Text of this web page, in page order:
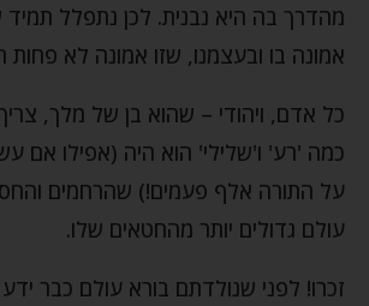
מהדרך בה היא נבנית. לכן נתפלל תמיד
אמונה בו ובעצמנו, שזו אמונה לא פחות
כל אדם, ויהודי – שהוא בן של מלך,
כמה 'רע' ו'שלילי' הוא היה (אפילו אם
על התורה אלף פעמים!) שהרחמים
עולם גדולים יותר מהחטאים שלו.
זכרו! לפני שנולדתם בורא עולם כבר